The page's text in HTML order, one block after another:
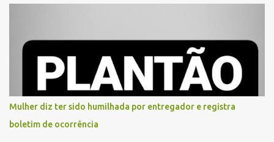
diversos disparos. Duas vítimas morreram ainda no local. Outras
três pessoas foram baleadas e socorridas. Até o momento, não
foram divulgadas informações oficiais sobre o estado de saúde dos
feridos. Equipes da Polícia Militar de Santa Gertrudes atenderam a
ocorrência e isolaram a área para o trabalho da perícia. Até a
última atualização, nenhum suspeito havia sido preso. A Polícia
Civil investigará a motivação da briga, a autoria dos disparos e as
Mulher diz ter sido humilhada por entregador e registra
boletim de ocorrência